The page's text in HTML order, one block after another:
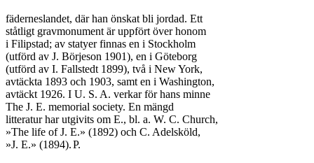
fäderneslandet, där han önskat bli jordad. Ett
ståtligt gravmonument är uppfört över honom
i Filipstad; av statyer finnas en i Stockholm
(utförd av J. Börjeson 1901), en i Göteborg
(utförd av I. Fallstedt 1899), två i New York,
avtäckta 1893 och 1903, samt en i Washington,
avtäckt 1926. I U. S. A. verkar för hans minne
The J. E. memorial society. En mängd
litteratur har utgivits om E., bl. a. W. C. Church,
»The life of J. E.» (1892) och C. Adelsköld,
»J. E.» (1894).	P.